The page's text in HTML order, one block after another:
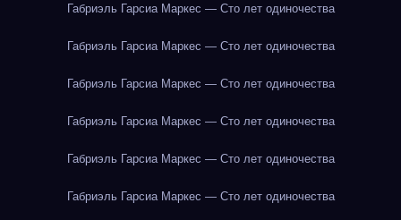
Габриэль Гарсиа Маркес — Сто лет одиночества
Габриэль Гарсиа Маркес — Сто лет одиночества
Габриэль Гарсиа Маркес — Сто лет одиночества
Габриэль Гарсиа Маркес — Сто лет одиночества
Габриэль Гарсиа Маркес — Сто лет одиночества
Габриэль Гарсиа Маркес — Сто лет одиночества